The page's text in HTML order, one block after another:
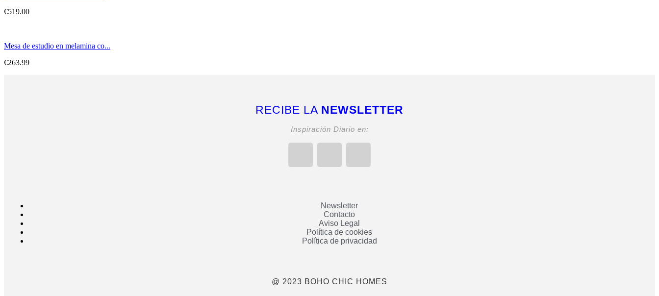
€519.00
Mesa de estudio en melamina co...
€263.99
RECIBE LA NEWSLETTER
Inspiración Diario en:
Newsletter
Contacto
Aviso Legal
Política de cookies
Política de privacidad
@ 2023 BOHO CHIC HOMES